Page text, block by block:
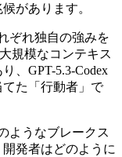
があります。
ぞれ独自の強みを
規模なコンテキス
、GPT-5.3-Codex
た「行動者」で
ようなブレークス
発者はどのように